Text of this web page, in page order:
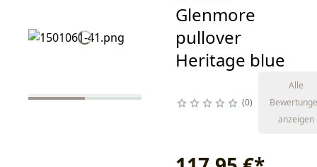
Glenmore
pullover
Heritage blue
0
Alle
anzeigen